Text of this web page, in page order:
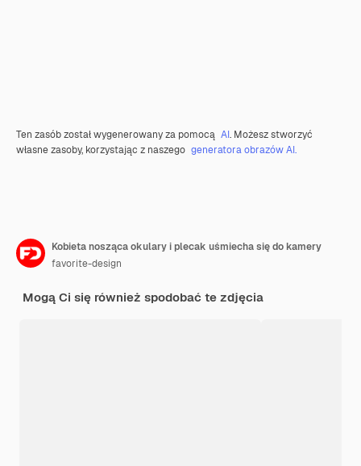
Ten zasób został wygenerowany za pomocą AI. Możesz stworzyć
własne zasoby, korzystając z naszego generatora obrazów AI.
Kobieta nosząca okulary i plecak uśmiecha się do kamery
favorite-design
Mogą Ci się również spodobać te zdjęcia